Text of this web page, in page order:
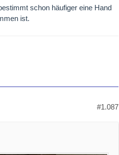
schon häufiger eine Hand
ist.
#1.087